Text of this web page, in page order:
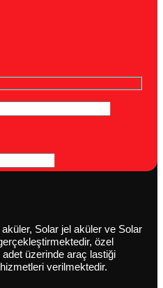
Solar jel aküler ve Solar
özel
üzerinde araç lastiği
verilmektedir.